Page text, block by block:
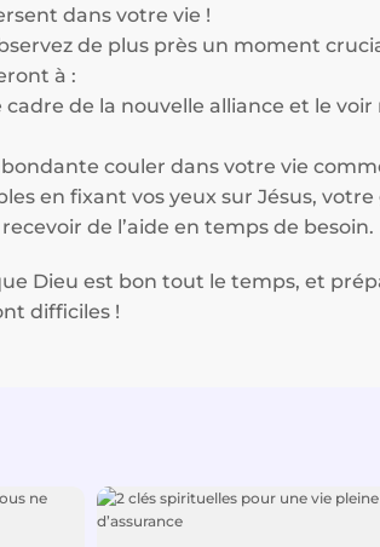
dans votre vie !
de plus près un moment
à :
de la nouvelle alliance et le voir
couler dans votre vie
en fixant vos yeux sur Jésus,
de l’aide en temps de besoin.
Dieu est bon tout le temps, et
difficiles !